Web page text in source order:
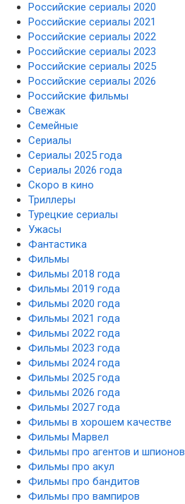
Российские сериалы 2020
Российские сериалы 2021
Российские сериалы 2022
Российские сериалы 2023
Российские сериалы 2025
Российские сериалы 2026
Российские фильмы
Свежак
Семейные
Сериалы
Сериалы 2025 года
Сериалы 2026 года
Скоро в кино
Триллеры
Турецкие сериалы
Ужасы
Фантастика
Фильмы
Фильмы 2018 года
Фильмы 2019 года
Фильмы 2020 года
Фильмы 2021 года
Фильмы 2022 года
Фильмы 2023 года
Фильмы 2024 года
Фильмы 2025 года
Фильмы 2026 года
Фильмы 2027 года
Фильмы в хорошем качестве
Фильмы Марвел
Фильмы про агентов и шпионов
Фильмы про акул
Фильмы про бандитов
Фильмы про вампиров